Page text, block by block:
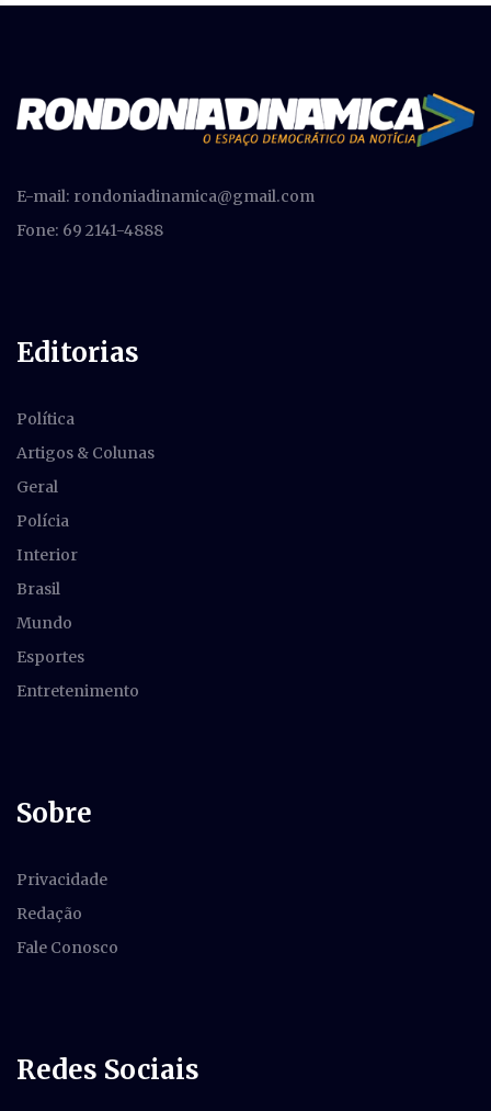
E-mail: rondoniadinamica@gmail.com
Fone: 69 2141-4888
Editorias
Política
Artigos & Colunas
Geral
Polícia
Interior
Brasil
Mundo
Esportes
Entretenimento
Sobre
Privacidade
Redação
Fale Conosco
Redes Sociais